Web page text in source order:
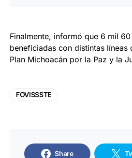
Finalmente, informó que 6 mil
beneficiadas con distintas
Plan Michoacán por la Paz y la
FOVISSSTE
Share